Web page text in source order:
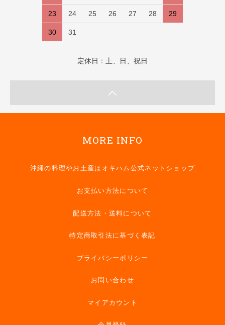
23 24 25 26 27 28 29
30 31
定休日：土、日、祝日
MORE INFO
沖縄の料理やお土産はオキハム公式ネットショップ
お支払い方法について
配送方法・送料について
特定商取引法に基づく表記
プライバシーポリシー
お問い合わせ
マイアカウント